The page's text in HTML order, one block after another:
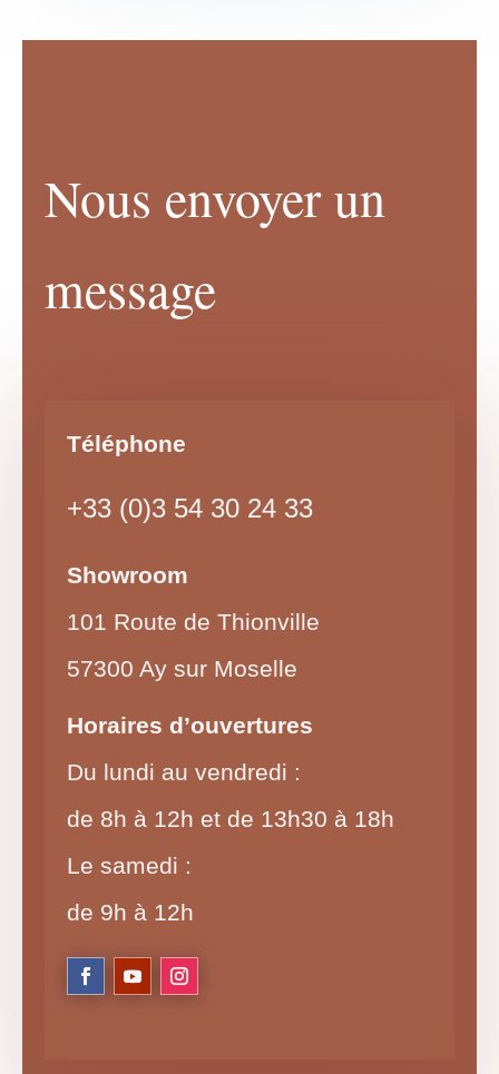
Nous envoyer un
message
Téléphone
+33 (0)3 54 30 24 33
Showroom
101 Route de Thionville
57300 Ay sur Moselle
Horaires d’ouvertures
Du lundi au vendredi :
de 8h à 12h et de 13h30 à 18h
Le samedi :
de 9h à 12h